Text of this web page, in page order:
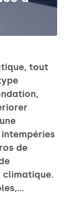
tout
de
climatique.